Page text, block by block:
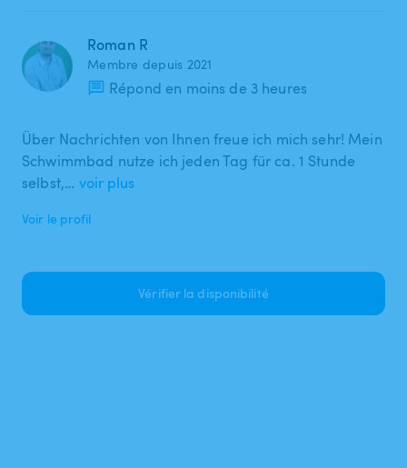
Roman R
Membre depuis 2021
Répond en moins de 3 heures
Über Nachrichten von Ihnen freue ich mich sehr! Mein
Schwimmbad nutze ich jeden Tag für ca. 1 Stunde
selbst,… voir plus
Voir le profil
Vérifier la disponibilité